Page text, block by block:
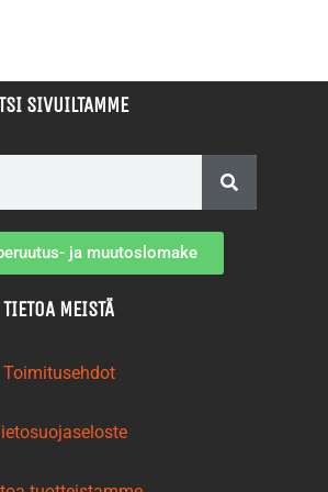
SIVUILTAMME
ja muutoslomake
TIETOA MEISTÄ
Toimitusehdot